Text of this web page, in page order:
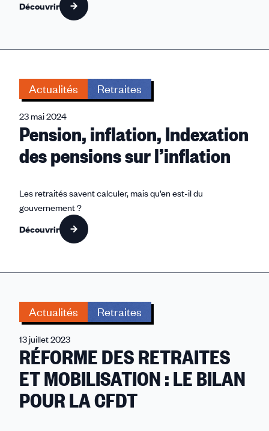
Découvrir
Actualités Retraites
23 mai 2024
Pension, inflation, Indexation
des pensions sur l’inflation
Les retraités savent calculer, mais qu’en est-il du
gouvernement ?
Découvrir
Actualités Retraites
13 juillet 2023
RÉFORME DES RETRAITES
ET MOBILISATION : LE BILAN
POUR LA CFDT